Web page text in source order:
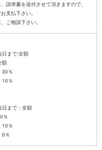
請求書を送付させて頂きますので、
支払下さい。
日まで:全額
額
30％
10％
日まで：全額
％
10％